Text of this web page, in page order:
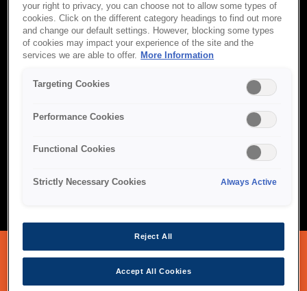
ПРОФЕССИОНАЛЬНЫЕ
ПРОЕКТОРЫ
обеспечения яркого, чёткого и надёжного изображения в
переговорных комнатах, классах и пространствах для
совместной работы. Благодаря передовой технологии 3LCD,
гибким вариантам установки и энергоэффективным лазерным
эффективное обучение в любой обстановке. Созданные для
долгосрочной работы, они предлагают удобное подключение
и низкие эксплуатационные расходы, позволяя командам
your right to privacy, you can choose not to allow some types of
cookies. Click on the different category headings to find out more
and change our default settings. However, blocking some types
of cookies may impact your experience of the site and the
services we are able to offer.
More Information
Targeting Cookies
Performance Cookies
Functional Cookies
Strictly Necessary Cookies Always Active
Reject All
Accept All Cookies